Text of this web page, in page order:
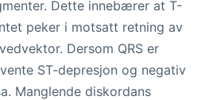
Dette innebærer at T-
peker i motsatt retning av
Dersom QRS er
ST-depresjon og negativ
Manglende diskordans